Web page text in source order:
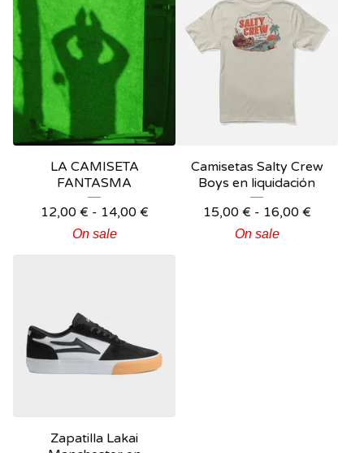
LA CAMISETA
FANTASMA
12,00 € - 14,00 €
On sale
Camisetas Salty Crew
Boys en liquidación
15,00 € - 16,00 €
On sale
Zapatilla Lakai